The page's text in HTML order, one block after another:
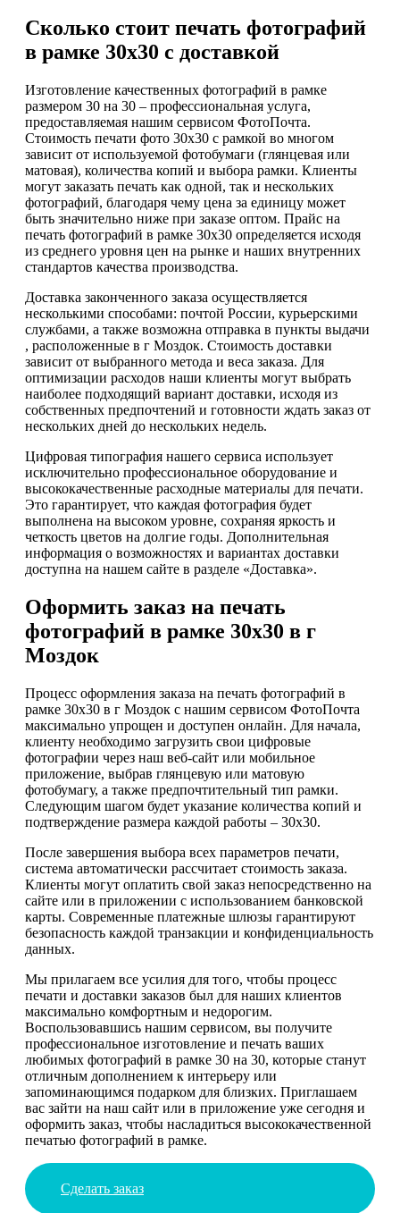
Сколько стоит печать фотографий
в рамке 30х30 с доставкой
Изготовление качественных фотографий в рамке
размером 30 на 30 – профессиональная услуга,
предоставляемая нашим сервисом ФотоПочта.
Стоимость печати фото 30х30 с рамкой во многом
зависит от используемой фотобумаги (глянцевая или
матовая), количества копий и выбора рамки. Клиенты
могут заказать печать как одной, так и нескольких
фотографий, благодаря чему цена за единицу может
быть значительно ниже при заказе оптом. Прайс на
печать фотографий в рамке 30х30 определяется исходя
из среднего уровня цен на рынке и наших внутренних
стандартов качества производства.
Доставка законченного заказа осуществляется
несколькими способами: почтой России, курьерскими
службами, а также возможна отправка в пункты выдачи
, расположенные в г Моздок. Стоимость доставки
зависит от выбранного метода и веса заказа. Для
оптимизации расходов наши клиенты могут выбрать
наиболее подходящий вариант доставки, исходя из
собственных предпочтений и готовности ждать заказ от
нескольких дней до нескольких недель.
Цифровая типография нашего сервиса использует
исключительно профессиональное оборудование и
высококачественные расходные материалы для печати.
Это гарантирует, что каждая фотография будет
выполнена на высоком уровне, сохраняя яркость и
четкость цветов на долгие годы. Дополнительная
информация о возможностях и вариантах доставки
доступна на нашем сайте в разделе «Доставка».
Оформить заказ на печать
фотографий в рамке 30х30 в г
Моздок
Процесс оформления заказа на печать фотографий в
рамке 30х30 в г Моздок с нашим сервисом ФотоПочта
максимально упрощен и доступен онлайн. Для начала,
клиенту необходимо загрузить свои цифровые
фотографии через наш веб-сайт или мобильное
приложение, выбрав глянцевую или матовую
фотобумагу, а также предпочтительный тип рамки.
Следующим шагом будет указание количества копий и
подтверждение размера каждой работы – 30х30.
После завершения выбора всех параметров печати,
система автоматически рассчитает стоимость заказа.
Клиенты могут оплатить свой заказ непосредственно на
сайте или в приложении с использованием банковской
карты. Современные платежные шлюзы гарантируют
безопасность каждой транзакции и конфиденциальность
данных.
Мы прилагаем все усилия для того, чтобы процесс
печати и доставки заказов был для наших клиентов
максимально комфортным и недорогим.
Воспользовавшись нашим сервисом, вы получите
профессиональное изготовление и печать ваших
любимых фотографий в рамке 30 на 30, которые станут
отличным дополнением к интерьеру или
запоминающимся подарком для близких. Приглашаем
вас зайти на наш сайт или в приложение уже сегодня и
оформить заказ, чтобы насладиться высококачественной
печатью фотографий в рамке.
Сделать заказ